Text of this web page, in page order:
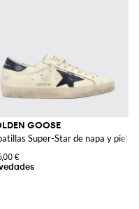
usado
GOOSE
Super-Star de napa y piel
€